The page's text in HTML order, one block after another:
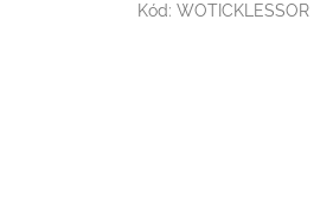
Kód: WOTICKLESSOR